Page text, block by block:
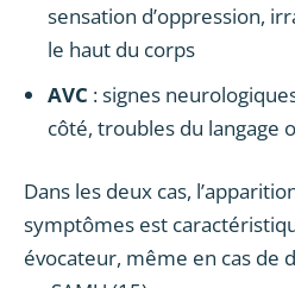
sensation d’oppression,
le haut du corps
AVC : signes
côté, troubles du langage
Dans les deux cas,
symptômes est
évocateur, même en cas de